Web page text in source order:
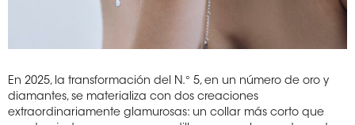
En 2025, la transformación del N.° 5, en un número de oro y
diamantes, se materializa con dos creaciones
extraordinariamente glamurosas: un collar más corto que